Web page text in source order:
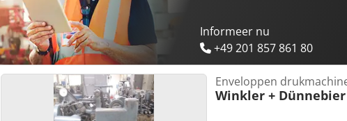
Informeer nu
+49 201 857 861 80
Enveloppen
Winkler + Dünnebier